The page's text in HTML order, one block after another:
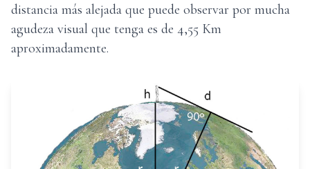
distancia más alejada que puede observar por mucha
agudeza visual que tenga es de 4,55 Km
aproximadamente.